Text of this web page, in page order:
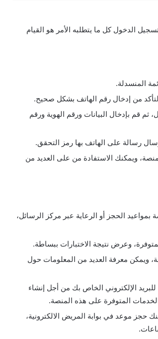
الدخول كل ما يتطلبه الأمر هو القيام
المنسدلة.
من إدخال رقم الهاتف بشكل صحيح.
قم بإدخال البيانات ورقم الهوية ورقم
رسالة على الهاتف بها رمز التحقق.
ويمكنك الاستفادة من على العديد من
الحجز أو الرعاية عبر مركز الرسائل،
وعرض نتيجة الاختبارات ببساطة.
ويمكن معرفة العديد من المعلومات حول
الإلكتروني الخاص بك من أجل إنشاء
المتوفرة على هذه المنصة.
حجز موعد في بوابة المريض الالكترونية،